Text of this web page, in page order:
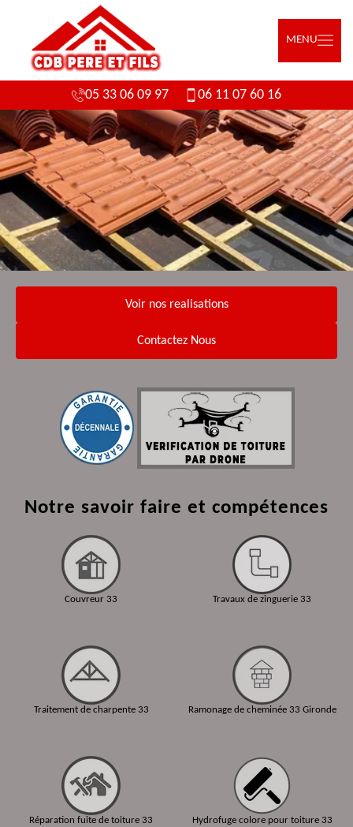
MENU
05 33 06 09 97 06 11 07 60 16
Voir nos realisations
Contactez Nous
Notre savoir faire et compétences
Couvreur 33
Traitement de charpente 33
Réparation fuite de toiture 33
Travaux de zinguerie 33
Ramonage de cheminée 33 Gironde
Hydrofuge colore pour toiture 33